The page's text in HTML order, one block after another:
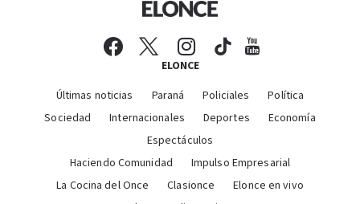
ELONCE
Últimas noticias Paraná Policiales
Política
Sociedad
Internacionales Deportes
Economía
Espectáculos
Haciendo Comunidad
Impulso Empresarial
La Cocina del Once
Clasionce
Elonce en vivo